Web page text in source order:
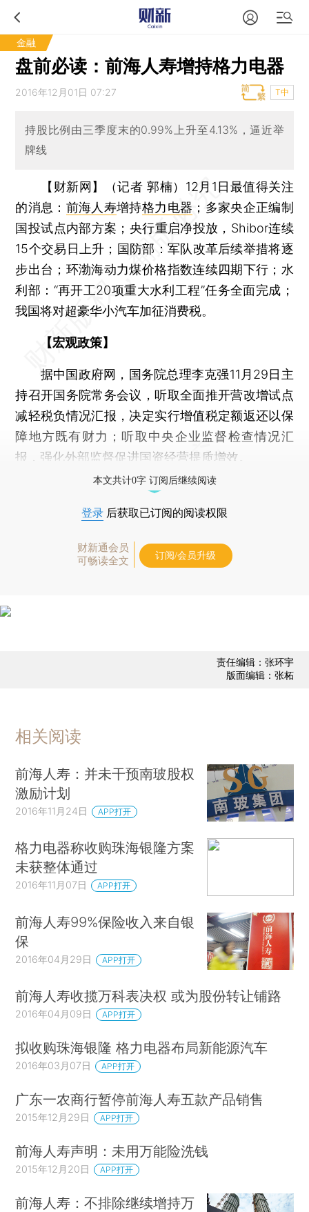
金融
盘前必读：前海人寿增持格力电器
2016年12月01日 07:27 T中
持股比例由三季度末的0.99%上升至4.13%，逼近举
牌线
【财新网】（记者 郭楠） 12月1日最值得关注
的消息： 前海人寿增持格力电器 ；多家央企正编制
国投试点内部方案；央行重启净投放，Shibor连续
15个交易日上升；国防部：军队改革后续举措将逐
步出台；环渤海动力煤价格指数连续四期下行；水
利部：“再开工20项重大水利工程”任务全面完成；
我国将对超豪华小汽车加征消费税。
【宏观政策】
据中国政府网，国务院总理李克强11月29日主
持召开国务院常务会议，听取全面推开营改增试点
减轻税负情况汇报，决定实行增值税定额返还以保
障地方既有财力；听取中央企业监督检查情况汇
报，强化外部监督促进国资经营提质增效。
本文共计0字 订阅后继续阅读
登录 后获取已订阅的阅读权限
财新通会员
可畅读全文
订阅/会员升级
责任编辑：张环宇
版面编辑：张柘
相关阅读
前海人寿：并未干预南玻股权
激励计划
2016年11月24日 APP打开
格力电器称收购珠海银隆方案
未获整体通过
2016年11月07日 APP打开
前海人寿99%保险收入来自银
保
2016年04月29日 APP打开
前海人寿收揽万科表决权 或为股份转让铺路
2016年04月09日 APP打开
拟收购珠海银隆 格力电器布局新能源汽车
2016年03月07日 APP打开
广东一农商行暂停前海人寿五款产品销售
2015年12月29日 APP打开
前海人寿声明：未用万能险洗钱
2015年12月20日 APP打开
前海人寿：不排除继续增持万